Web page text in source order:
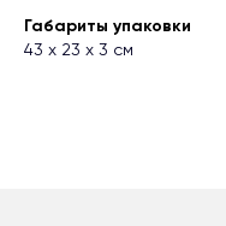
Габариты упаковки
43 х 23 х 3 см